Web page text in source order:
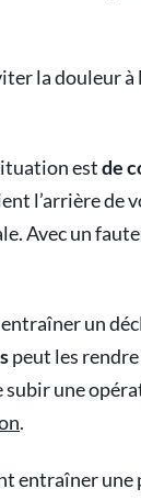
la douleur à
estde
l’arrière de
Avec un
un
peut les
une
.
entraîner une